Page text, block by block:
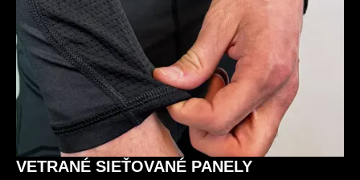
VETRANÉ SIEŤOVANÉ PANELY